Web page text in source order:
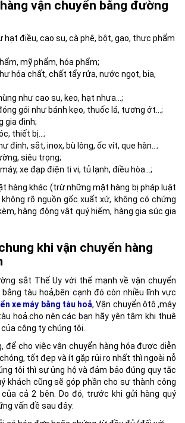
vận chuyển bằng đường
hạt điều, cao su, cà phê, bột, gạo, thực phẩm
mỹ phẩm, hóa phẩm;
hóa chất, chất tẩy rửa, nước ngọt, bia,
như cao su, keo, hạt nhựa…;
gói như bánh kẹo, thuốc lá, tương ớt…;
gia đình;
thiết bị…;
đinh, sắt, inox, bù lông, ốc vít, que hàn…;
siêu trọng;
xe đạp điện ti vi, tủ lạnh, điều hòa…;
hàng khác (trừ những mặt hàng bị pháp luật
rõ nguồn gốc xuất xứ, không có chứng
hàng động vật quý hiếm, hàng gia súc gia
khi vận chuyển hàng
sắt Thế Uy với thế mạnh về vận chuyển
bằng tàu hoả,bên cạnh đó còn nhiều lĩnh vực
xe máy bằng tàu hoả, Vận chuyển ôtô ,máy
hoả.cho nên các bạn hãy yên tâm khi thuê
công ty chúng tôi.
để cho việc vận chuyển hàng hóa được diễn
tốt đẹp và ít gặp rủi ro nhất thì ngoài nỗ
tôi thì sự ủng hộ và đảm bảo đúng quy tắc
khách cũng sẽ góp phần cho sự thành công
cả 2 bên. Do đó, trước khi gửi hàng quý
vấn đề sau đây: